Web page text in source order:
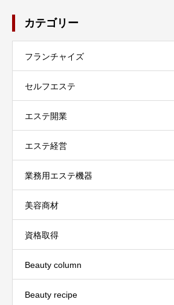
カテゴリー
フランチャイズ
セルフエステ
エステ開業
エステ経営
業務用エステ機器
美容商材
資格取得
Beauty column
Beauty recipe